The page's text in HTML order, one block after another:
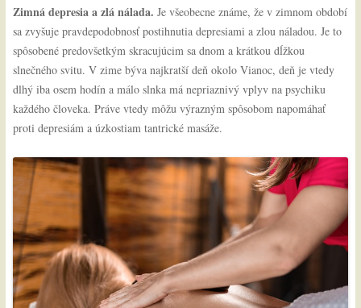
Zimná depresia a zlá nálada. Je všeobecne známe, že v zimnom období
sa zvyšuje pravdepodobnosť postihnutia depresiami a zlou náladou. Je to
spôsobené predovšetkým skracujúcim sa dnom a krátkou dĺžkou
slnečného svitu. V zime býva najkratší deň okolo Vianoc, deň je vtedy
dlhý iba osem hodín a málo slnka má nepriaznivý vplyv na psychiku
každého človeka. Práve vtedy môžu výrazným spôsobom napomáhať
proti depresiám a úzkostiam tantrické masáže.